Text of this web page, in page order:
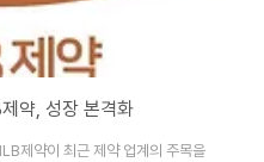
약, 성장 본격화
제약이 최근 제약 업계의 주목을